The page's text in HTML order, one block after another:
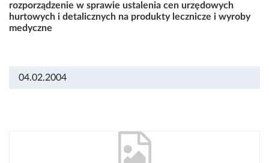
rozporządzenie w sprawie ustalenia cen urzędowych
hurtowych i detalicznych na produkty lecznicze i wyroby
medyczne
04.02.2004